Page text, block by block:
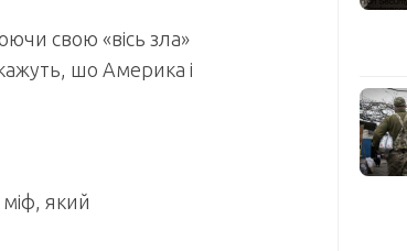
свою «вісь зла»
шо Америка і
який